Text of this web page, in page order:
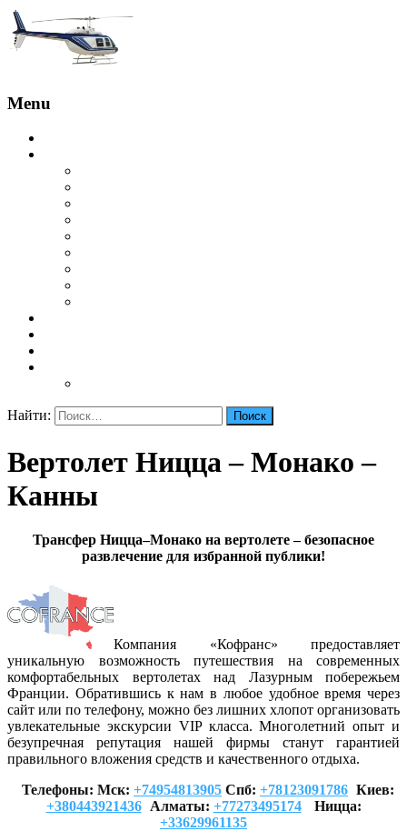
Menu
Найти:
Вертолет Ницца – Монако –
Канны
Трансфер Ницца–Монако на вертолете – безопасное
развлечение для избранной публики!
Компания «Кофранс» предоставляет
уникальную возможность путешествия на современных
комфортабельных вертолетах над Лазурным побережьем
Франции. Обратившись к нам в любое удобное время через
сайт или по телефону, можно без лишних хлопот организовать
увлекательные экскурсии VIP класса. Многолетний опыт и
безупречная репутация нашей фирмы станут гарантией
правильного вложения средств и качественного отдыха.
Телефоны: Мск: +74954813905 Спб: +78123091786 Киев:
+380443921436
Алматы: +77273495174
Ницца:
+33629961135